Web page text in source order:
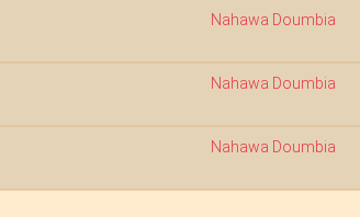
Nahawa Doumbia
Nahawa Doumbia
Nahawa Doumbia